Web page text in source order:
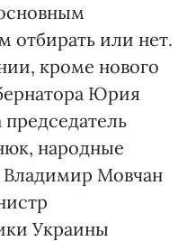
отбирать или нет.
кроме нового
Юрия
председатель
народные
Владимир Мовчан
Украины